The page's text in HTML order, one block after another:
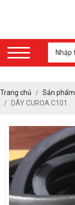
Trang chủ Sản phẩm
DÂY CUROA C101